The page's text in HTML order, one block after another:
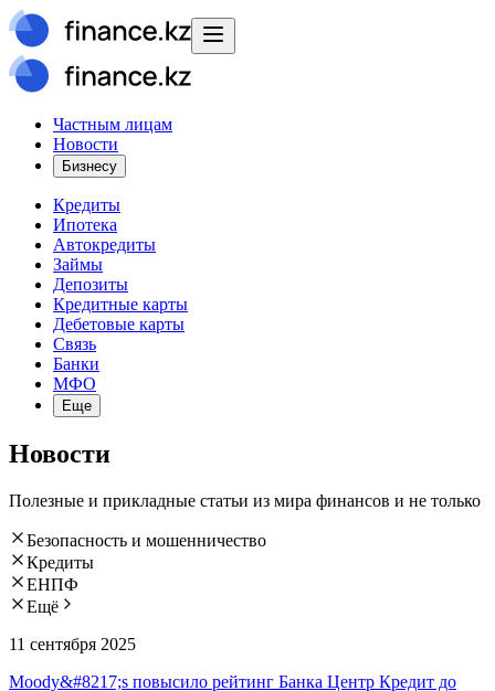
Частным лицам
Новости
Бизнесу
Кредиты
Ипотека
Автокредиты
Займы
Депозиты
Кредитные карты
Дебетовые карты
Связь
Банки
МФО
Еще
Новости
Полезные и прикладные статьи из мира финансов и не только
Безопасность и мошенничество
Кредиты
ЕНПФ
Ещё
11 сентября 2025
Moody&#8217;s повысило рейтинг Банка Центр Кредит до